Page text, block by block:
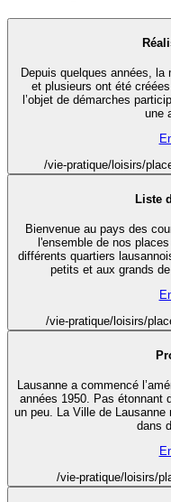
Depuis quelques années,
et plusieurs ont été
l’objet de démarches
une
/vie-pratique/loisirs/
Liste
Bienvenue au pays des
l'ensemble de nos
différents quartiers
petits et aux grands
/vie-pratique/loisirs/
Lausanne a commencé
années 1950. Pas étonnant
un peu. La Ville de
dans
/vie-pratique/loisirs/